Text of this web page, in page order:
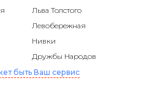
Льва Толстого
Левобережная
Нивки
Дружбы Народов
быть Ваш сервис